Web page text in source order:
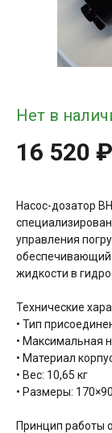
Нет в
16 520 ₽
Насос-дозатор
управления
обеспечивающий
жидкости в
Технические
• Тип
• Максимальная
• Материал
• Вес: 10,65 кг
• Размеры:
Принцип работы